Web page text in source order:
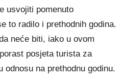
usvojiti pomenuto
to radilo i prethodnih godina.
neće biti, iako u ovom
posjeta turista za
odnosu na prethodnu godinu.